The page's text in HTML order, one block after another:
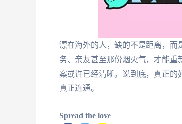
漂在海外的人，缺的不是距离，而
务、亲友甚至那份烟火气，才能
案或许已经清晰。说到底，真正的
真正连通。
Spread the love